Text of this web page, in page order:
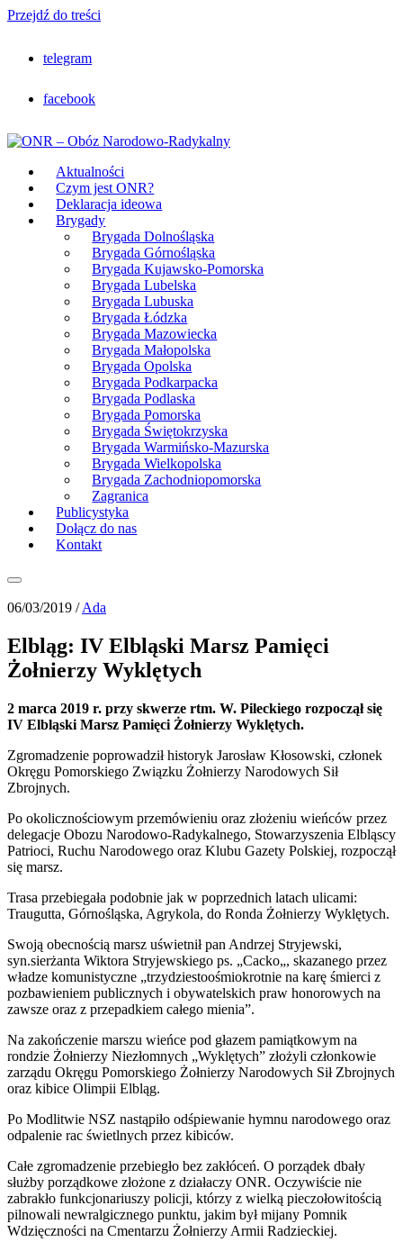
Przejdź do treści
telegram
facebook
Aktualności
Czym jest ONR?
Deklaracja ideowa
Brygady
Brygada Dolnośląska
Brygada Górnośląska
Brygada Kujawsko-Pomorska
Brygada Lubelska
Brygada Lubuska
Brygada Łódzka
Brygada Mazowiecka
Brygada Małopolska
Brygada Opolska
Brygada Podkarpacka
Brygada Podlaska
Brygada Pomorska
Brygada Świętokrzyska
Brygada Warmińsko-Mazurska
Brygada Wielkopolska
Brygada Zachodniopomorska
Zagranica
Publicystyka
Dołącz do nas
Kontakt
06/03/2019 /Ada
Elbląg: IV Elbląski Marsz Pamięci
Żołnierzy Wyklętych
2 marca 2019 r. przy skwerze rtm. W. Pileckiego rozpoczął się
IV Elbląski Marsz Pamięci Żołnierzy Wyklętych.
Zgromadzenie poprowadził historyk Jarosław Kłosowski, członek
Okręgu Pomorskiego Związku Żołnierzy Narodowych Sił
Zbrojnych.
Po okolicznościowym przemówieniu oraz złożeniu wieńców przez
delegacje Obozu Narodowo-Radykalnego, Stowarzyszenia Elbląscy
Patrioci, Ruchu Narodowego oraz Klubu Gazety Polskiej, rozpoczął
się marsz.
Trasa przebiegała podobnie jak w poprzednich latach ulicami:
Traugutta, Górnośląska, Agrykola, do Ronda Żołnierzy Wyklętych.
Swoją obecnością marsz uświetnił pan Andrzej Stryjewski,
syn.sierżanta Wiktora Stryjewskiego ps. „Cacko„, skazanego przez
władze komunistyczne „trzydziestoośmiokrotnie na karę śmierci z
pozbawieniem publicznych i obywatelskich praw honorowych na
zawsze oraz z przepadkiem całego mienia”.
Na zakończenie marszu wieńce pod głazem pamiątkowym na
rondzie Żołnierzy Niezłomnych „Wyklętych” złożyli członkowie
zarządu Okręgu Pomorskiego Żołnierzy Narodowych Sił Zbrojnych
oraz kibice Olimpii Elbląg.
Po Modlitwie NSZ nastąpiło odśpiewanie hymnu narodowego oraz
odpalenie rac świetlnych przez kibiców.
Całe zgromadzenie przebiegło bez zakłóceń. O porządek dbały
służby porządkowe złożone z działaczy ONR. Oczywiście nie
zabrakło funkcjonariuszy policji, którzy z wielką pieczołowitością
pilnowali newralgicznego punktu, jakim był mijany Pomnik
Wdzięczności na Cmentarzu Żołnierzy Armii Radzieckiej.